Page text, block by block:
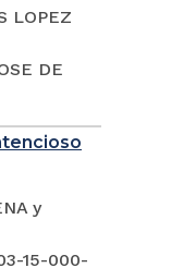
LOPEZ
DE
y
15-000-